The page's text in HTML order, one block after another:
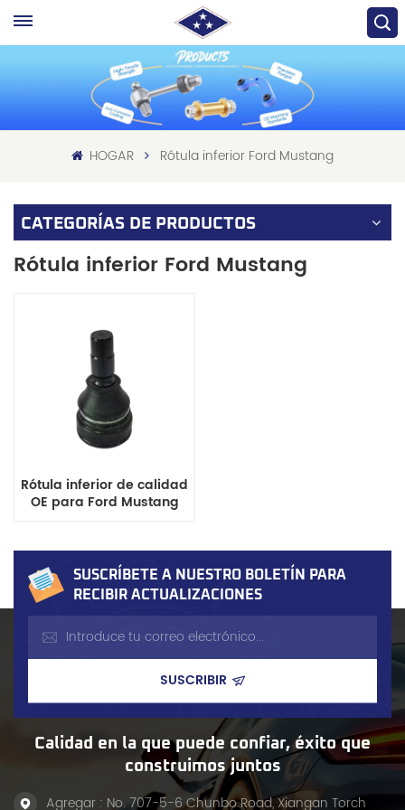
HOGAR Rótula inferior Ford Mustang
CATEGORÍAS DE PRODUCTOS
Rótula inferior Ford Mustang
Rótula inferior de calidad
OE para Ford Mustang
SUSCRÍBETE A NUESTRO BOLETÍN PARA
RECIBIR ACTUALIZACIONES
Calidad en la que puede confiar, éxito que
construimos juntos
Agregar : No. 707-5-6 Chunbo Road, Xiangan Torch